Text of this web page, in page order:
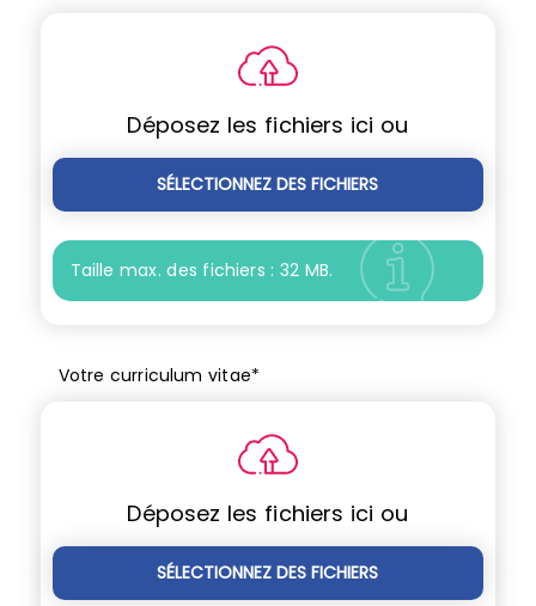
Déposez les fichiers ici ou
SÉLECTIONNEZ DES FICHIERS
Taille max. des fichiers : 32 MB.
Votre curriculum vitae*
Déposez les fichiers ici ou
SÉLECTIONNEZ DES FICHIERS